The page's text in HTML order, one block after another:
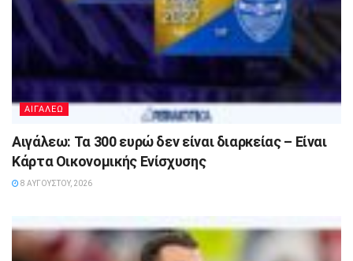
ΑΙΓΑΛΕΩ
Αιγάλεω: Τα 300 ευρώ δεν είναι διαρκείας – Είναι
Κάρτα Οικονομικής Ενίσχυσης
8 ΑΥΓΟΎΣΤΟΥ, 2026